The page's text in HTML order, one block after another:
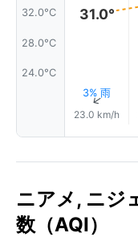
32.0°C
28.0°C
24.0°C
31.0°
3% 雨
↑
23.0 km/h
ニアメ, ニジ
数（AQI）